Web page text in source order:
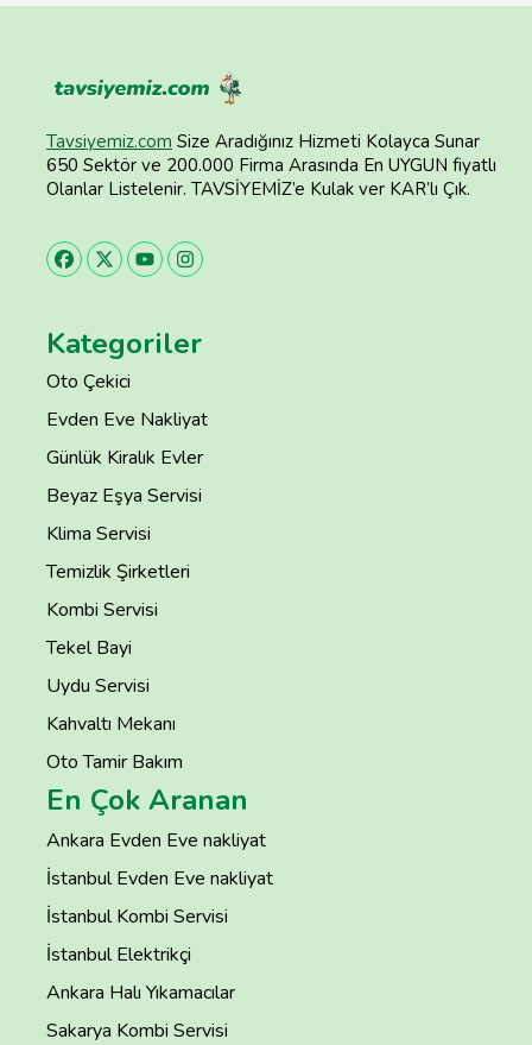
Tavsiyemiz.com Size Aradığınız Hizmeti Kolayca Sunar
650 Sektör ve 200.000 Firma Arasında En UYGUN fiyatlı
Olanlar Listelenir. TAVSİYEMİZ’e Kulak ver KAR’lı Çık.
Kategoriler
Oto Çekici
Evden Eve Nakliyat
Günlük Kiralık Evler
Beyaz Eşya Servisi
Klima Servisi
Temizlik Şirketleri
Kombi Servisi
Tekel Bayi
Uydu Servisi
Kahvaltı Mekanı
Oto Tamir Bakım
En Çok Aranan
Ankara Evden Eve nakliyat
İstanbul Evden Eve nakliyat
İstanbul Kombi Servisi
İstanbul Elektrikçi
Ankara Halı Yıkamacılar
Sakarya Kombi Servisi